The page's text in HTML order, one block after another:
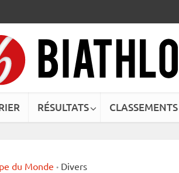
RÉSULTATS CLASSEMENTS
du Monde • Divers